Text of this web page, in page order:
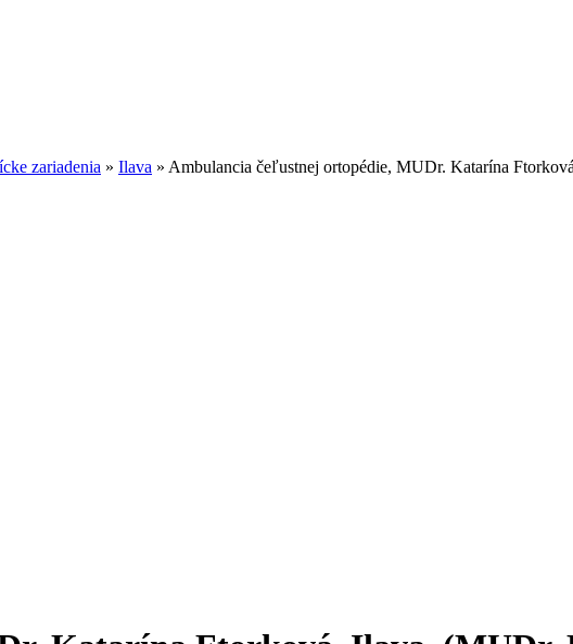
zariadenia » Ilava » Ambulancia čeľustnej ortopédie, MUDr. Katarína